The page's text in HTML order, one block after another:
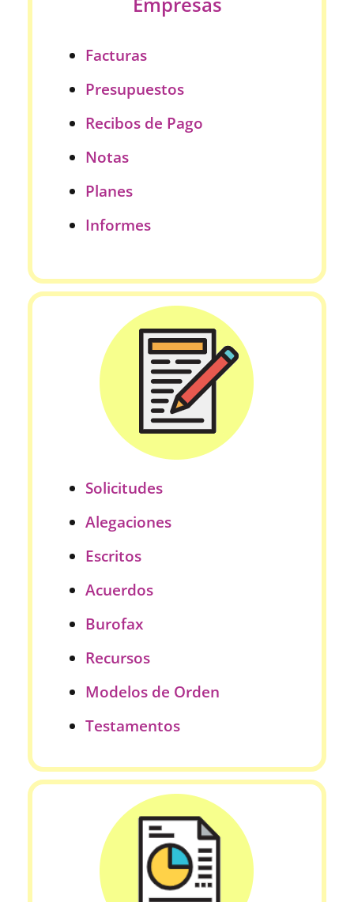
Facturas
Presupuestos
Recibos de Pago
Notas
Planes
Informes
Solicitudes
Alegaciones
Escritos
Acuerdos
Burofax
Recursos
Modelos de Orden
Testamentos